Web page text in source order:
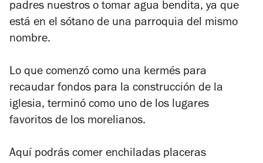
padres nuestros o tomar agua bendita, ya que
está en el sótano de una parroquia del mismo
nombre.
Lo que comenzó como una kermés para
recaudar fondos para la construcción de la
iglesia, terminó como uno de los lugares
favoritos de los morelianos.
Aquí podrás comer enchiladas placeras